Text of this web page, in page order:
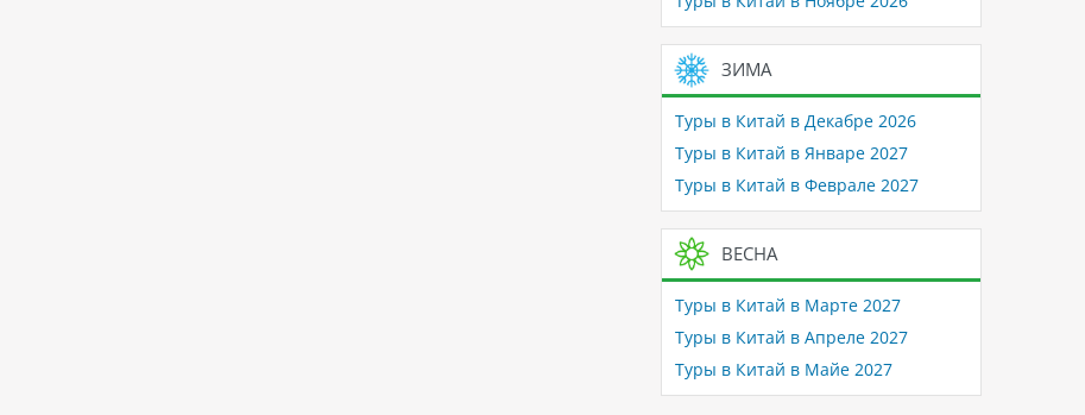
ЗИМА
Туры в Китай в Декабре 2026
Туры в Китай в Январе 2027
Туры в Китай в Феврале 2027
ВЕСНА
Туры в Китай в Марте 2027
Туры в Китай в Апреле 2027
Туры в Китай в Майе 2027